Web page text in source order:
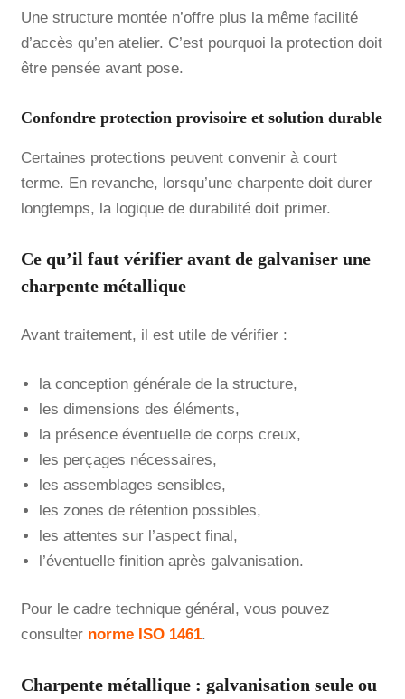
Une structure montée n’offre plus la même facilité
d’accès qu’en atelier. C’est pourquoi la protection doit
être pensée avant pose.
Confondre protection provisoire et solution durable
Certaines protections peuvent convenir à court
terme. En revanche, lorsqu’une charpente doit durer
longtemps, la logique de durabilité doit primer.
Ce qu’il faut vérifier avant de galvaniser une
charpente métallique
Avant traitement, il est utile de vérifier :
la conception générale de la structure,
les dimensions des éléments,
la présence éventuelle de corps creux,
les perçages nécessaires,
les assemblages sensibles,
les zones de rétention possibles,
les attentes sur l’aspect final,
l’éventuelle finition après galvanisation.
Pour le cadre technique général, vous pouvez
consulter norme ISO 1461.
Charpente métallique : galvanisation seule ou